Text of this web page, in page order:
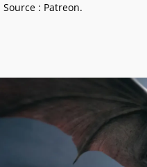
Source : Patreon.